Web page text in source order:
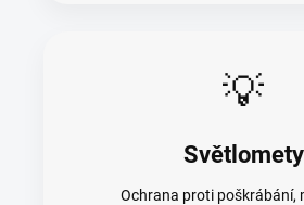
💡
Světlomety
Ochrana proti poškrábání,